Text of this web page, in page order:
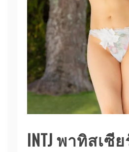
INTJ พาทิสเซี